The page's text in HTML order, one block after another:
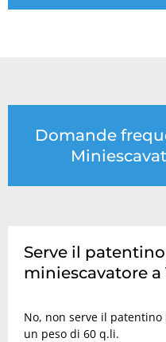
Domande
Serve il
miniescavatore a
No, non serve il
un peso di 60 q.li.